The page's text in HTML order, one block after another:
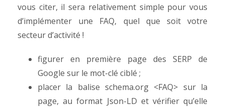
vous citer, il sera relativement simple pour vous
d’implémenter une FAQ, quel que soit votre
secteur d’activité !
figurer en première page des SERP de
Google sur le mot-clé ciblé ;
placer la balise schema.org <FAQ> sur la
page, au format Json-LD et vérifier qu’elle